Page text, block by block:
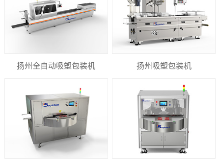
扬州全自动吸塑包装机 扬州吸塑包装机